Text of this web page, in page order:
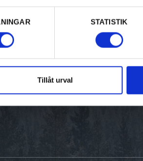
STATISTIK
Tillåt urval
Destination Värmland